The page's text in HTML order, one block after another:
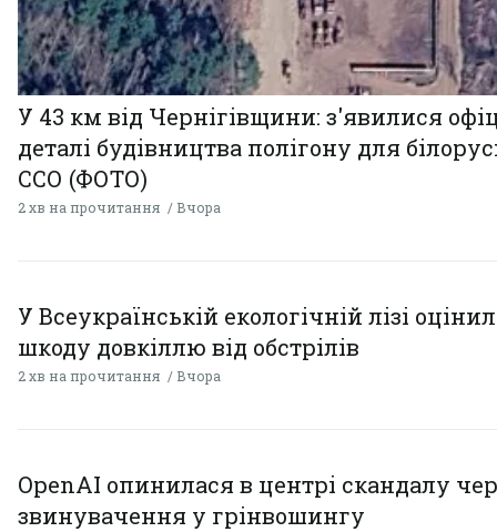
У 43 км від Чернігівщини: з'явилися
деталі будівництва полігону для
ССО (ФОТО)
2 хв на прочитання Вчора
У Всеукраїнській екологічній лізі
шкоду довкіллю від обстрілів
2 хв на прочитання Вчора
OpenAI опинилася в центрі скандалу
звинувачення у грінвошингу